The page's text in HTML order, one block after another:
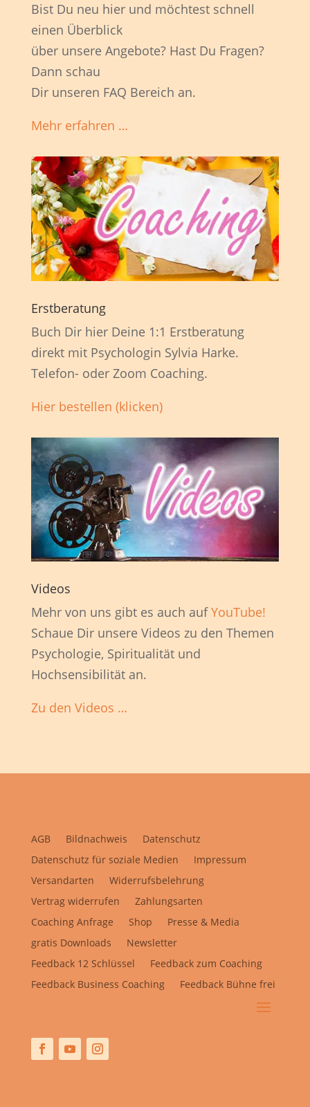
Bist Du neu hier und möchtest schnell
einen Überblick
über unsere Angebote? Hast Du Fragen?
Dann schau
Dir unseren FAQ Bereich an.
Mehr erfahren …
Erstberatung
Buch Dir hier Deine 1:1 Erstberatung
direkt mit Psychologin Sylvia Harke.
Telefon- oder Zoom Coaching.
Hier bestellen (klicken)
Videos
Mehr von uns gibt es auch aufYouTube!
Schaue Dir unsere Videos zu den Themen
Psychologie, Spiritualität und
Hochsensibilität an.
Zu den Videos …
AGB Bildnachweis
Datenschutz
Datenschutz für soziale Medien
Impressum
Versandarten
Widerrufsbelehrung
Vertrag widerrufen
Zahlungsarten
Coaching Anfrage
Shop
Presse & Media
gratis Downloads
Newsletter
Feedback 12 Schlüssel
Feedback zum Coaching
Feedback Business Coaching
Feedback Bühne frei